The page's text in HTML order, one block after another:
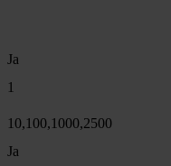
Ja
1
10,100,1000,2500
Ja